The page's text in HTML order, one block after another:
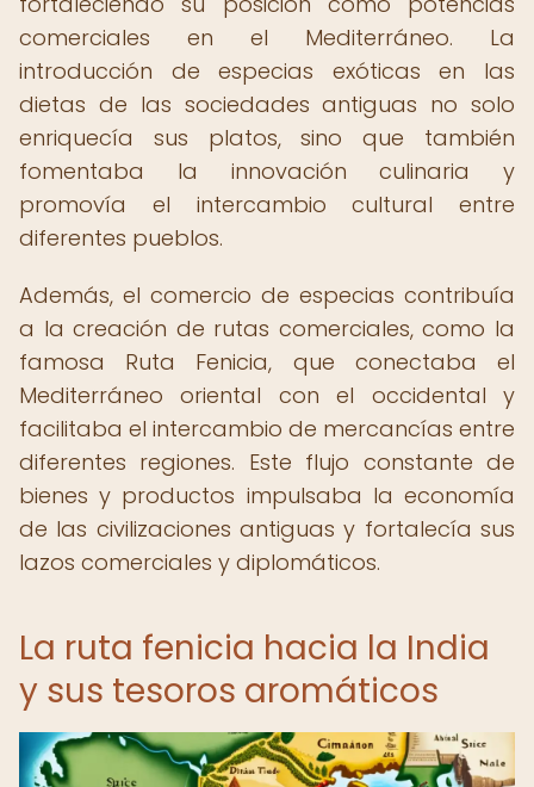
comerciales en el Mediterráneo. La
introducción de especias exóticas en las
dietas de las sociedades antiguas no solo
enriquecía sus platos, sino que también
fomentaba la innovación culinaria y
promovía el intercambio cultural entre
diferentes pueblos.
Además, el comercio de especias contribuía
a la creación de rutas comerciales, como la
famosa Ruta Fenicia, que conectaba el
Mediterráneo oriental con el occidental y
facilitaba el intercambio de mercancías entre
diferentes regiones. Este flujo constante de
bienes y productos impulsaba la economía
de las civilizaciones antiguas y fortalecía sus
lazos comerciales y diplomáticos.
La ruta fenicia hacia la India
y sus tesoros aromáticos